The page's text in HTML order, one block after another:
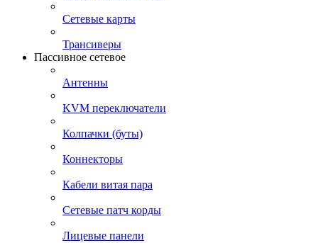
Сетевые карты
Трансиверы
Пассивное сетевое
Антенны
KVM переключатели
Колпачки (буты)
Коннекторы
Кабели витая пара
Сетевые патч корды
Лицевые панели